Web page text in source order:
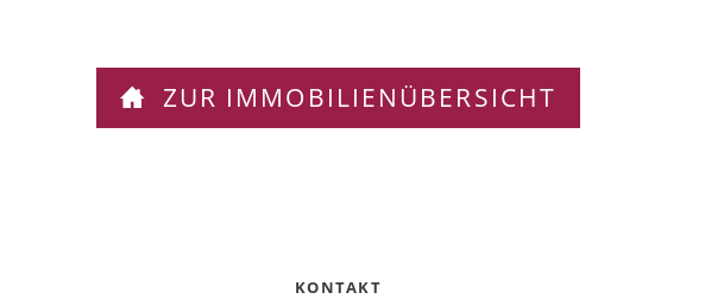
ZUR IMMOBILIENÜBERSICHT
KONTAKT